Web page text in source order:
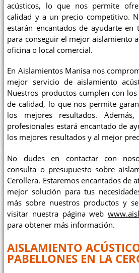
acústicos, lo que nos permite
calidad y a un precio competitivo.
estarán encantados de ayudarte en
para conseguir el mejor aislamiento
oficina o local comercial.
En Aislamientos Manisa nos
mejor servicio de aislamiento
Nuestros productos cumplen con
de calidad, lo que nos permite
los mejores resultados.
profesionales estará encantado de
los mejores resultados y al mejor
No dudes en contactar con
consulta o presupuesto sobre
Cerollera. Estaremos encantados de
mejor solución para tus
más sobre nuestros productos y
visitar nuestra página web
para obtener más información.
AISLAMIENTO
PABELLONES EN LA